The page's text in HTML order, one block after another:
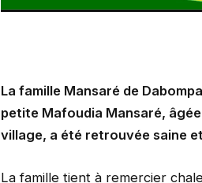
La famille Mansaré de
petite Mafoudia Mansaré,
village, a été retrouvée saine
La famille tient à remercier